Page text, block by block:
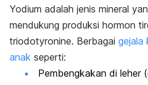
Yodium adalah jenis mineral
mendukung produksi hormon
triodotyronine. Berbagai gejala
anak seperti:
Pembengkakan di leher